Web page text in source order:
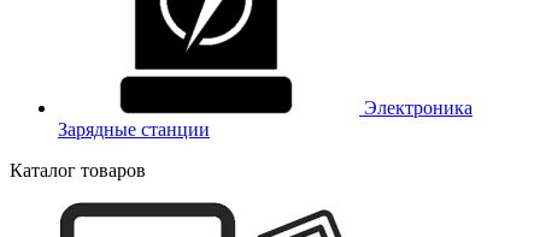
Электроника
Зарядные станции
Каталог товаров